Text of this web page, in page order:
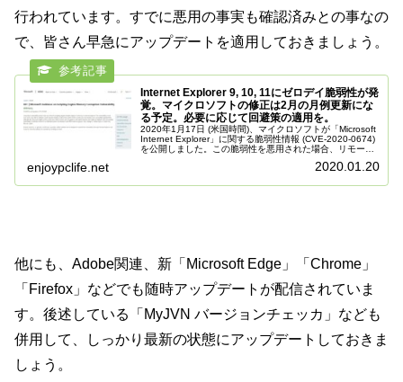
行われています。すでに悪用の事実も確認済みとの事なの
で、皆さん早急にアップデートを適用しておきましょう。
Internet Explorer 9, 10, 11にゼロデイ脆弱性が発
覚。マイクロソフトの修正は2月の月例更新にな
る予定。必要に応じて回避策の適用を。
2020年1月17日 (米国時間)、マイクロソフトが「Microsoft
Internet Explorer」に関する脆弱性情報 (CVE-2020-0674)
を公開しました。この脆弱性を悪用された場合、リモート
enjoypclife.net 2020.01.20
他にも、Adobe関連、新「Microsoft Edge」「Chrome」
「Firefox」などでも随時アップデートが配信されていま
す。後述している「MyJVN バージョンチェッカ」なども
併用して、しっかり最新の状態にアップデートしておきま
しょう。